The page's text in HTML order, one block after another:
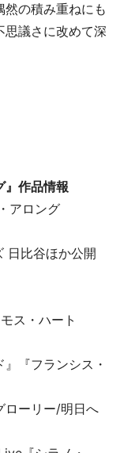
の積み重ねにも
思議さに改めて深
』作品情報
アロング
日比谷ほか公開
ス・ハート
『フランシス・
ーリー/明日へ